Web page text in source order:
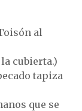
al
cubierta.)
tapiza
que se